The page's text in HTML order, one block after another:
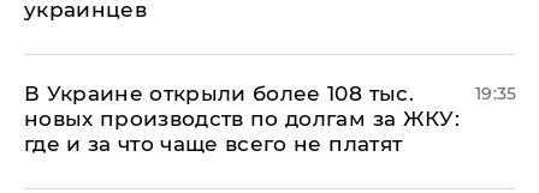
украинцев
В Украине открыли более 108 тыс.
новых производств по долгам за ЖКУ:
где и за что чаще всего не платят
19:35